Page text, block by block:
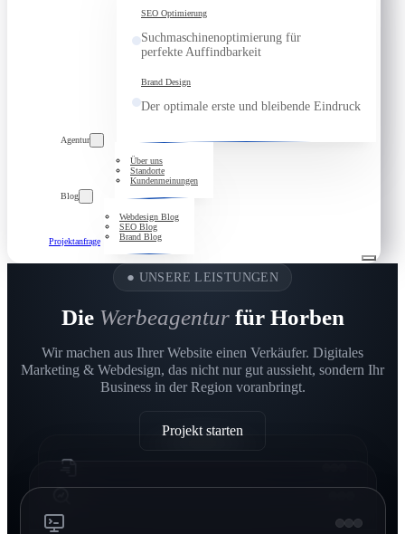
SEO Optimierung
Suchmaschinenoptimierung für
perfekte Auffindbarkeit
Brand Design
Der optimale erste und bleibende Eindruck
Agentur
Über uns
Standorte
Kundenmeinungen
Blog
Webdesign Blog
SEO Blog
Brand Blog
Projektanfrage
● UNSERE LEISTUNGEN
Die Werbeagenturfür Horben
Wir machen aus Ihrer Website einen Verkäufer. Digitales
Marketing & Webdesign, das nicht nur gut aussieht, sondern Ihr
Business in der Region voranbringt.
Projekt starten